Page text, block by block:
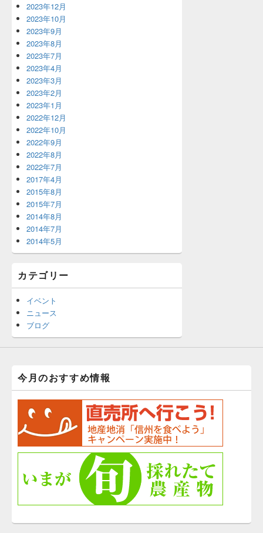
2023年12月
2023年10月
2023年9月
2023年8月
2023年7月
2023年4月
2023年3月
2023年2月
2023年1月
2022年12月
2022年10月
2022年9月
2022年8月
2022年7月
2017年4月
2015年8月
2015年7月
2014年8月
2014年7月
2014年5月
カテゴリー
イベント
ニュース
ブログ
今月のおすすめ情報